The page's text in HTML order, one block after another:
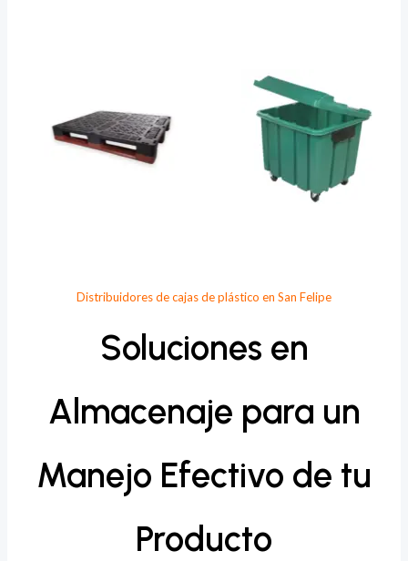
Distribuidores de cajas de plástico en San Felipe
Soluciones en
Almacenaje para un
Manejo Efectivo de tu
Producto